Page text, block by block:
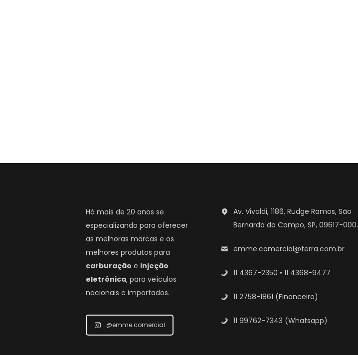
Há mais de 20 anos se
especializando para oferecer
as melhoras marcas e os
melhores produtos para
carburação e injeção
eletrônica, para veículos
nacionais e importados.
@emme.comercial
Av. Vivaldi, 1186, Rudge Ramos, São
Bernardo do Campo, SP, 09617-000.
emme.comercial@terra.com.br
11 4367-2350 • 11 4368-9477
11 2758-1861 (Financeiro)
11 99762-7343 (Whatsapp)